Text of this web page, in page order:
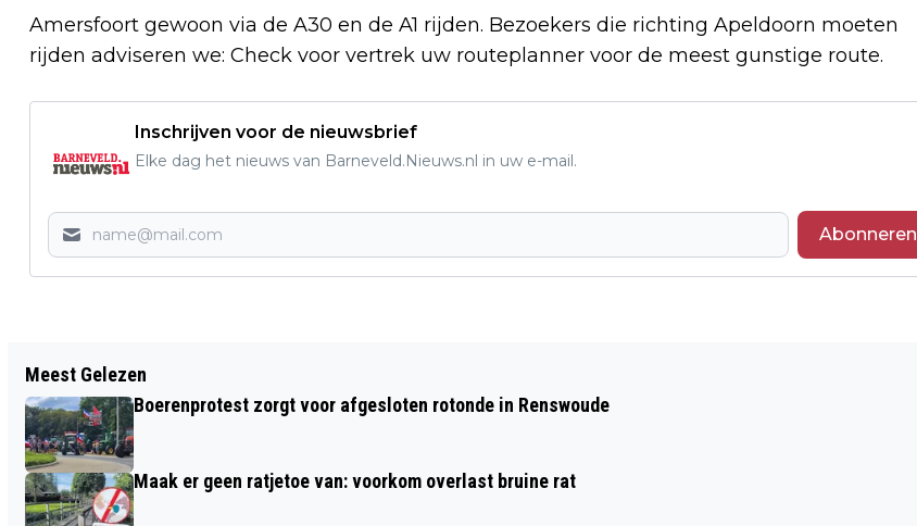
Amersfoort gewoon via de A30 en de A1 rijden. Bezoekers die richting Apeldoorn moeten
rijden adviseren we: Check voor vertrek uw routeplanner voor de meest gunstige route.
Inschrijven voor de nieuwsbrief
Elke dag het nieuws van Barneveld.Nieuws.nl in uw e-mail.
Abonneren
HOE KOM IK NAAR DE AIRBORNE
LUCHTLANDINGEN EN HERDENKING IN
EDE
BEGINT BIJ JOU"
Meest Gelezen
Boerenprotest zorgt voor afgesloten rotonde in Renswoude
Maak er geen ratjetoe van: voorkom overlast bruine rat